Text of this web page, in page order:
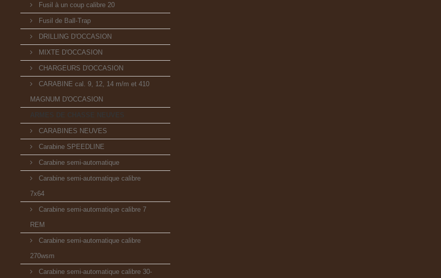
Fusil à un coup calibre 20
Fusil de Ball-Trap
DRILLING D'OCCASION
MIXTE D'OCCASION
CHARGEURS D'OCCASION
CARABINE cal. 9, 12, 14 m/m et 410
MAGNUM D'OCCASION
ARMES DE CHASSE NEUVES
CARABINES NEUVES
Carabine SPEEDLINE
Carabine semi-automatique
Carabine semi-automatique calibre
7x64
Carabine semi-automatique calibre 7
REM
Carabine semi-automatique calibre
270wsm
Carabine semi-automatique calibre 30-